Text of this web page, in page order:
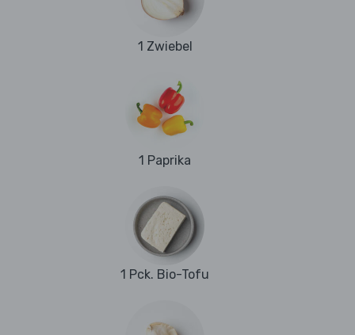
1 Zwiebel
1 Paprika
1 Pck. Bio-Tofu